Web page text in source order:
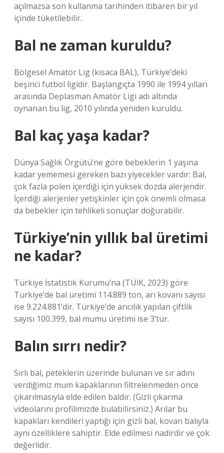
açılmazsa son kullanma tarihinden itibaren bir yıl
içinde tüketilebilir.
Bal ne zaman kuruldu?
Bölgesel Amatör Lig (kısaca BAL), Türkiye’deki
beşinci futbol ligidir. Başlangıçta 1990 ile 1994 yılları
arasında Deplasman Amatör Ligi adı altında
oynanan bu lig, 2010 yılında yeniden kuruldu.
Bal kaç yaşa kadar?
Dünya Sağlık Örgütü’ne göre bebeklerin 1 yaşına
kadar yememesi gereken bazı yiyecekler vardır: Bal,
çok fazla polen içerdiği için yüksek dozda alerjendir.
İçerdiği alerjenler yetişkinler için çok önemli olmasa
da bebekler için tehlikeli sonuçlar doğurabilir.
Türkiye’nin yıllık bal üretimi
ne kadar?
Türkiye İstatistik Kurumu’na (TÜİK, 2023) göre
Türkiye’de bal üretimi 114.889 ton, arı kovanı sayısı
ise 9.224.881’dir. Türkiye’de arıcılık yapılan çiftlik
sayısı 100.399, bal mumu üretimi ise 3’tür.
Balın sırrı nedir?
Sırlı bal, peteklerin üzerinde bulunan ve sır adını
verdiğimiz mum kapaklarının filtrelenmeden önce
çıkarılmasıyla elde edilen baldır. (Gizli çıkarma
videolarını profilimizde bulabilirsiniz.) Arılar bu
kapakları kendileri yaptığı için gizli bal, kovan balıyla
aynı özelliklere sahiptir. Elde edilmesi nadirdir ve çok
değerlidir.